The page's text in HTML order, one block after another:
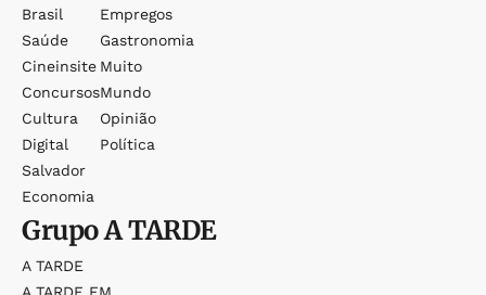
Brasil
Saúde
Cineinsite
Concursos
Cultura
Digital
Salvador
Economia
Empregos
Gastronomia
Muito
Mundo
Opinião
Política
GrupoA TARDE
A TARDE